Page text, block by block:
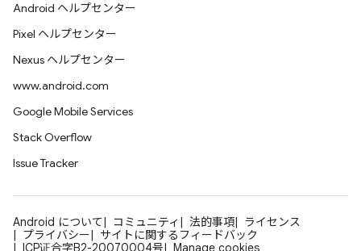
Android ヘルプセンター
Pixel ヘルプセンター
Nexus ヘルプセンター
www.android.com
Google Mobile Services
Stack Overflow
Issue Tracker
Android について コミュニティ 法的事項
ライセンス
プライバシー
サイトに関するフィードバック
ICP证合字B2-20070004号
Manage cookies